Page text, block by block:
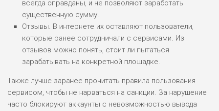
всегда оправданы, и не позволяют заработать
существенную сумму.
Отзывы. В интернете их оставляют пользователи,
которые ранее сотрудничали с сервисами. Из
отзывов можно понять, стоит ли пытаться
зарабатывать на конкретной площадке.
Также лучше заранее прочитать правила пользования
сервисом, чтобы не нарваться на санкции. За нарушение
часто блокируют аккаунты с невозможностью вывода